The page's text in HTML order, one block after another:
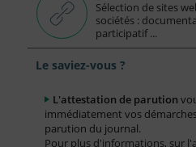
Sélection de sites
sociétés :
participatif ...
Le saviez-vous ?
L'attestation de parution
immédiatement vos
parution du journal.
Pour plus d'informations, sur